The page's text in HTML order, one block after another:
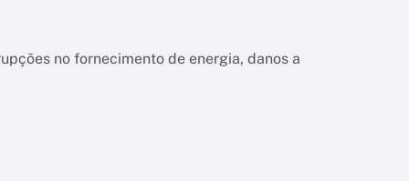
no fornecimento de energia, danos a